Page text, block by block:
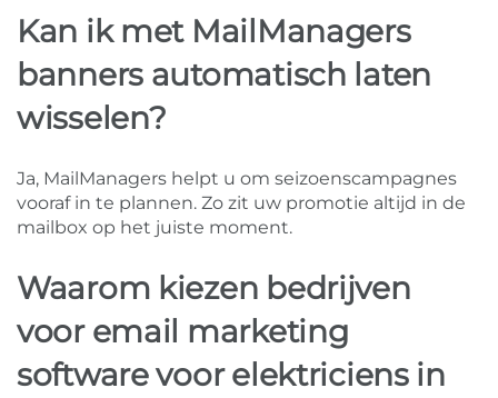
Kan ik met MailManagers
banners automatisch laten
wisselen?
Ja, MailManagers helpt u om seizoenscampagnes
vooraf in te plannen. Zo zit uw promotie altijd in de
mailbox op het juiste moment.
Waarom kiezen bedrijven
voor email marketing
software voor elektriciens in